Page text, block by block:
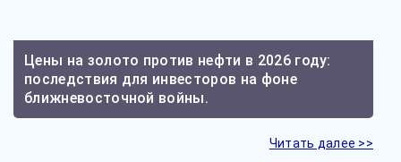
Цены на золото против нефти в 2026 году:
последствия для инвесторов на фоне
ближневосточной войны.
Читать далее >>